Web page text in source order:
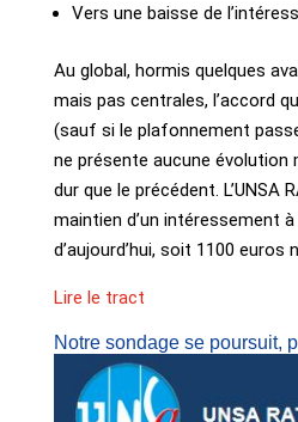
Vers une baisse de
Au global, hormis quelques
mais pas centrales, l’accord
(sauf si le plafonnement
ne présente aucune évolution
dur que le précédent. L’UNSA
maintien d’un intéressement
d’aujourd’hui, soit 1100 euros
Lire le tract
Notre sondage se poursuit,